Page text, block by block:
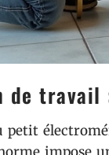
de
petit